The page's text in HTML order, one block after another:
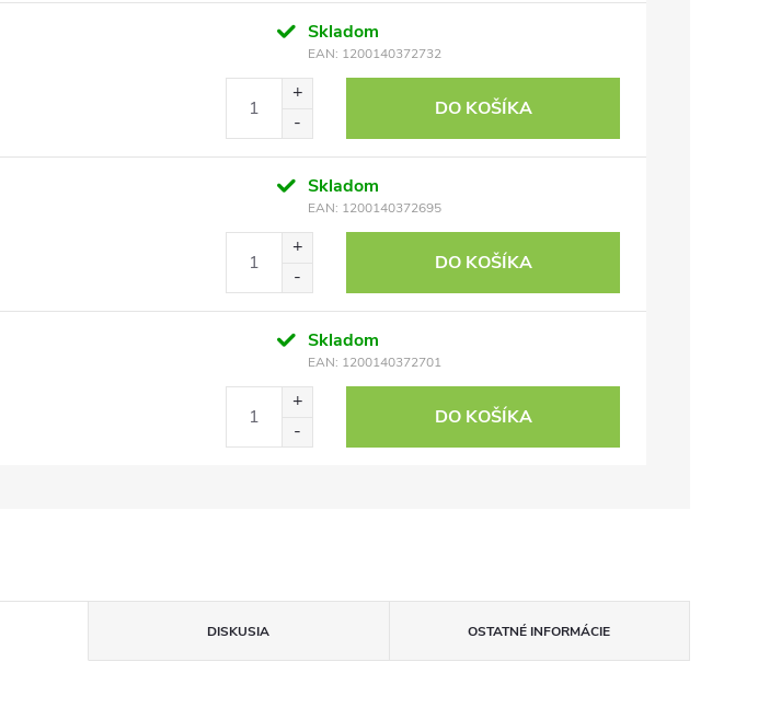
Skladom
EAN: 1200140372732
DO KOŠÍKA
Skladom
EAN: 1200140372695
DO KOŠÍKA
Skladom
EAN: 1200140372701
DO KOŠÍKA
DISKUSIA OSTATNÉ INFORMÁCIE